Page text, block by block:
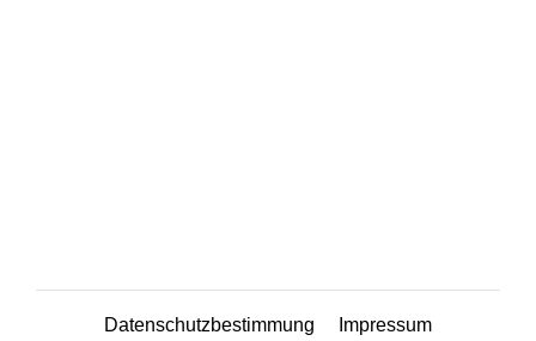
Datenschutzbestimmung Impressum